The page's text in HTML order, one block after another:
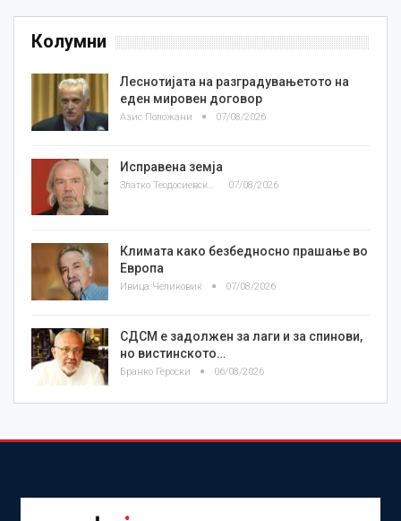
Колумни
Леснотијата на разградувањетото на
еден мировен договор
Азис Положани 07/08/2026
Исправена земја
Златко Теодосиевски 07/08/2026
Климата како безбедносно прашање во
Европа
Ивица Челиковиќ 07/08/2026
СДСМ е задолжен за лаги и за спинови,
но вистинското…
Бранко Героски 06/08/2026